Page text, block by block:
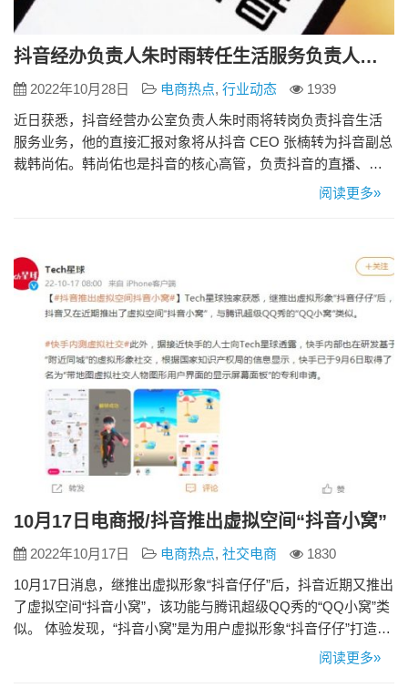
抖音经办负责人朱时雨转任生活服务负责人，抖音战略团队或部分分拆
2022年10月28日 电商热点, 行业动态
1939
近日获悉，抖音经营办公室负责人朱时雨将转岗负责抖音生活
服务业务，他的直接汇报对象将从抖音 CEO 张楠转为抖音副总
裁韩尚佑。韩尚佑也是抖音的核心高管，负责抖音的直播、开
放平台等业务。 一些抖音员工表示，他们对此次人事调整感到
门协同的业…
阅读更多»
10月17日电商报/抖音推出虚拟空间“抖音小窝”
2022年10月17日 电商热点, 社交电商
1830
10月17日消息，继推出虚拟形象“抖音仔仔”后，抖音近期又推出
了虚拟空间“抖音小窝”，该功能与腾讯超级QQ秀的“QQ小窝”类
似。 体验发现，“抖音小窝”是为用户虚拟形象“抖音仔仔”打造的
一个虚拟空间，在空间里，用户可以化身成虚拟形象“抖音仔
阅读更多»